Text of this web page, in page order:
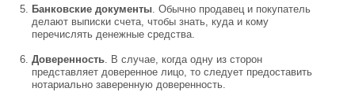
Банковские документы. Обычно продавец и покупатель
делают выписки счета, чтобы знать, куда и кому
перечислять денежные средства.
Доверенность. В случае, когда одну из сторон
представляет доверенное лицо, то следует предоставить
нотариально заверенную доверенность.